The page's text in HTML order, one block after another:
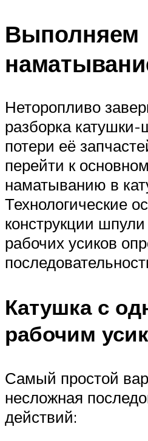
Выполняем
Неторопливо
разборка катушки-
потери её
перейти к
наматыванию в
Технологические
конструкции
рабочих усиков
Катушка с
рабочим
Самый простой
несложная
действий: